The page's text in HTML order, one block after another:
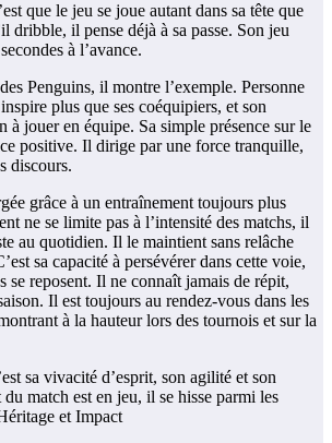
que le jeu se joue autant dans sa tête que
dribble, il pense déjà à sa passe. Son jeu
à l’avance.
Penguins, il montre l’exemple. Personne
plus que ses coéquipiers, et son
à jouer en équipe. Sa simple présence sur le
positive. Il dirige par une force tranquille,
discours.
grâce à un entraînement toujours plus
ne se limite pas à l’intensité des matchs, il
au quotidien. Il le maintient sans relâche
sa capacité à persévérer dans cette voie,
se reposent. Il ne connaît jamais de répit,
Il est toujours au rendez-vous dans les
à la hauteur lors des tournois et sur la
sa vivacité d’esprit, son agilité et son
match est en jeu, il se hisse parmi les
et Impact